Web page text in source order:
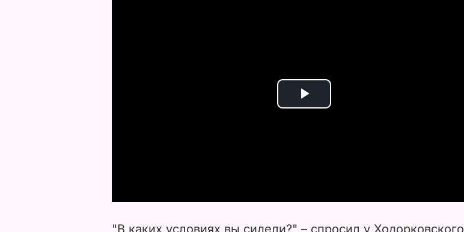
P
"В каких условиях вы сидели?" – спросил у Ходорковского